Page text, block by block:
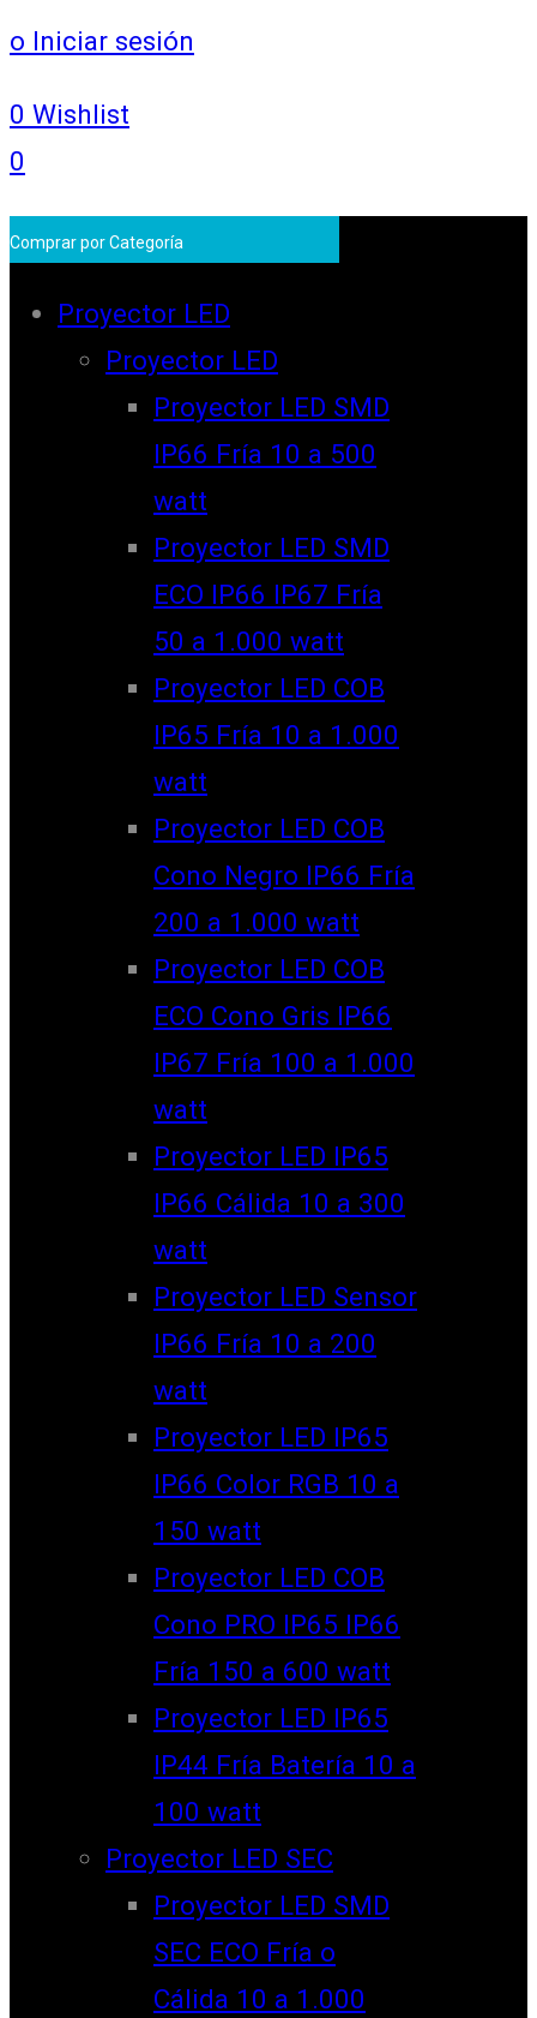
o Iniciar sesión
0 Wishlist
0
Comprar por Categoría
Proyector LED
Proyector LED
Proyector LED SMD
IP66 Fría 10 a 500
watt
Proyector LED SMD
ECO IP66 IP67 Fría
50 a 1.000 watt
Proyector LED COB
IP65 Fría 10 a 1.000
watt
Proyector LED COB
Cono Negro IP66 Fría
200 a 1.000 watt
Proyector LED COB
ECO Cono Gris IP66
IP67 Fría 100 a 1.000
watt
Proyector LED IP65
IP66 Cálida 10 a 300
watt
Proyector LED Sensor
IP66 Fría 10 a 200
watt
Proyector LED IP65
IP66 Color RGB 10 a
150 watt
Proyector LED COB
Cono PRO IP65 IP66
Fría 150 a 600 watt
Proyector LED IP65
IP44 Fría Batería 10 a
100 watt
Proyector LED SEC
Proyector LED SMD
SEC ECO Fría o
Cálida 10 a 1.000